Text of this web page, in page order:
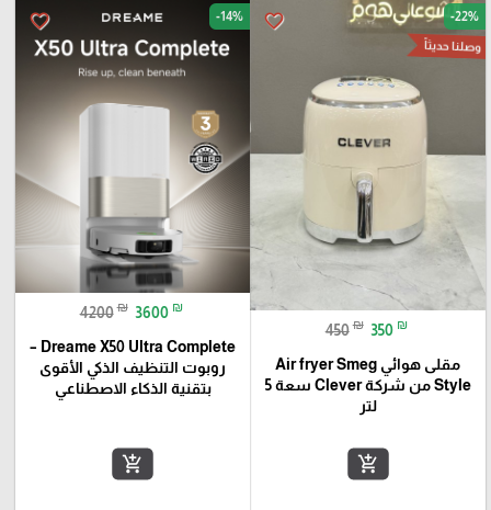
favorite_border -22%
وصلنا حديثاً
450 ₪ 350 ₪
مقلى هوائي Air fryer Smeg
Style من شركة Clever سعة 5
لتر
add_shopping_cart
favorite_border -14%
4200 ₪ 3600 ₪
Dreame X50 Ultra Complete –
روبوت التنظيف الذكي الأقوى
بتقنية الذكاء الاصطناعي
add_shopping_cart